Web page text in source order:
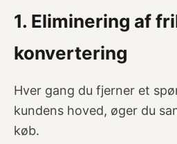
1. Eliminering af
konvertering
Hver gang du fjerner et
kundens hoved, øger du
køb.